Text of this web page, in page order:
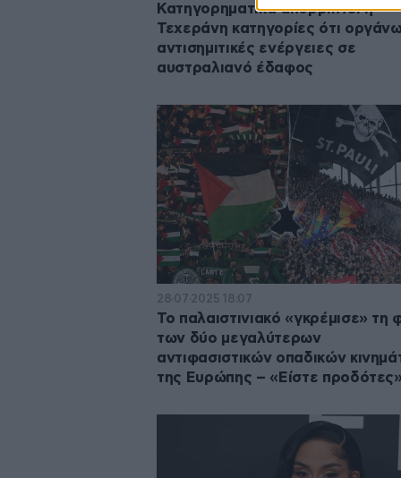
Κατηγορηματικά απορρίπτει η
Τεχεράνη κατηγορίες ότι
αντισημιτικές ενέργειες σε
αυστραλιανό έδαφος
28·07·2025 18:07
Το παλαιστινιακό «γκρέμισε» τη
των δύο μεγαλύτερων
αντιφασιστικών οπαδικών
της Ευρώπης – «Είστε προδότες»